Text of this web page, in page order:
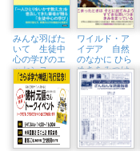
みんな羽ばた
いて 生徒中
心の学びのエ
ッセンス
ワイルド・ア
イデア 自然
のなかに ひら
めきをみつけ
にいこう